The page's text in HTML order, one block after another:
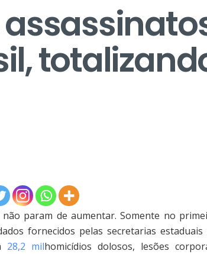
param de aumentar. Somente no
fornecidos pelas secretarias estaduais
28,2 milhomicídios dolosos, lesões